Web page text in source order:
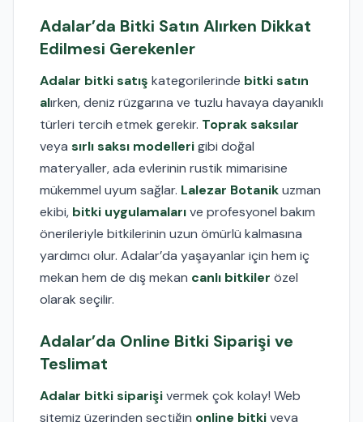
Adalar’da Bitki Satın Alırken Dikkat
Edilmesi Gerekenler
Adalar bitki satış kategorilerinde bitki satın
alırken, deniz rüzgarına ve tuzlu havaya dayanıklı
türleri tercih etmek gerekir. Toprak saksılar
veya sırlı saksı modellerigibi doğal
materyaller, ada evlerinin rustik mimarisine
mükemmel uyum sağlar. Lalezar Botanikuzman
ekibi, bitki uygulamalarıve profesyonel bakım
önerileriyle bitkilerinin uzun ömürlü kalmasına
yardımcı olur. Adalar’da yaşayanlar için hem iç
mekan hem de dış mekan canlı bitkiler özel
olarak seçilir.
Adalar’da Online Bitki Siparişi ve
Teslimat
Adalar bitki siparişivermek çok kolay! Web
sitemiz üzerinden seçtiğin online bitkiveya